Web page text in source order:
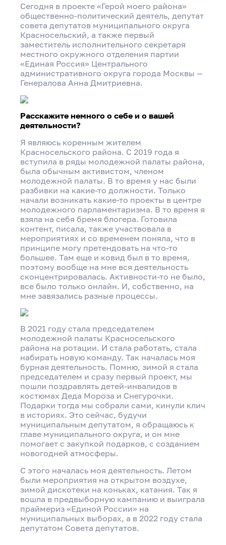
Сегодня в проекте «Герой моего района»
общественно-политический деятель, депутат
совета депутатов муниципального округа
Красносельский, а также первый
заместитель исполнительного секретаря
местного окружного отделения партии
«Единая Россия» Центрального
административного округа города Москвы —
Генералова Анна Дмитриевна.
Расскажите немного о себе и о вашей
деятельности?
Я являюсь коренным жителем
Красносельского района. С 2019 года я
вступила в ряды молодежной палаты района,
была обычным активистом, членом
молодежной палаты. В то время у нас были
разбивки на какие-то должности. Только
начали возникать какие-то проекты в центре
молодежного парламентаризма. В то время я
взяла на себя бремя блогера. Готовила
контент, писала, также участвовала в
мероприятиях и со временем поняла, что в
принципе могу претендовать на что-то
большее. Там еще и ковид был в то время,
поэтому вообще на мне вся деятельность
сконцентрировалась. Активности-то не было,
все было только онлайн. И, собственно, на
мне завязались разные процессы.
В 2021 году стала председателем
молодежной палаты Красносельского
района на ротации. И стала работать, стала
набирать новую команду. Так началась моя
бурная деятельность. Помню, зимой я стала
председателем и сразу первый проект, мы
пошли поздравлять детей-инвалидов в
костюмах Деда Мороза и Снегурочки.
Подарки тогда мы собрали сами, кинули клич
в историях. Это сейчас, будучи
муниципальным депутатом, я обращаюсь к
главе муниципального округа, и он мне
помогает с закупкой подарков, с созданием
новогодней атмосферы.
С этого началась моя деятельность. Летом
были мероприятия на открытом воздухе,
зимой дискотеки на коньках, катания. Так я
вошла в предвыборную кампанию и выиграла
праймериз «Единой России» на
муниципальных выборах, а в 2022 году стала
депутатом Совета депутатов.